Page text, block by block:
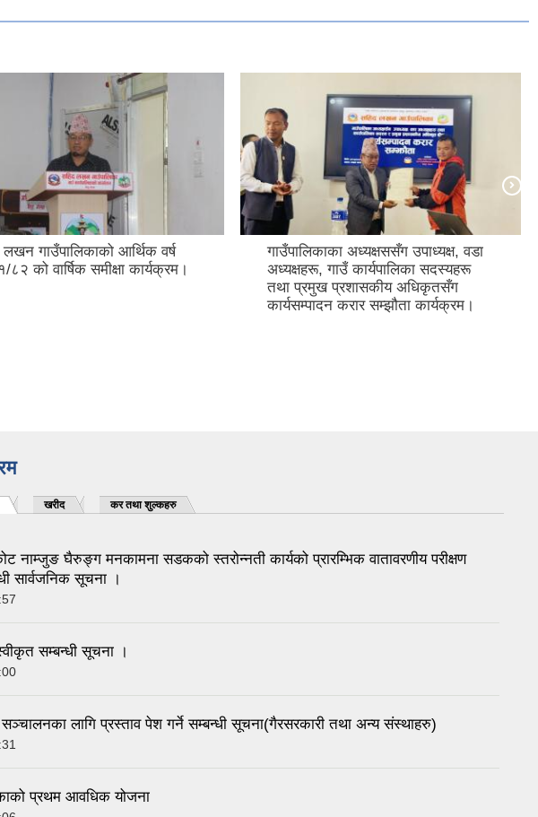
लखन गाउँपालिकाको आर्थिक वर्ष
को वार्षिक समीक्षा कार्यक्रम।
गाउँपालिकाका अध्यक्षससँग उपाध्यक्ष, वडा
अध्यक्षहरू, गाउँ कार्यपालिका सदस्यहरू
तथा प्रमुख प्रशासकीय अधिकृतसँग
कार्यसम्पादन करार सम्झौता कार्यक्रम।
खरीद कर तथा शुल्कहरु
नाम्जुङ घैरुङ्ग मनकामना सडकको स्तरोन्नती कार्यको प्रारम्भिक वातावरणीय परीक्षण
सार्वजनिक सूचना ।
सम्बन्धी सूचना ।
लागि प्रस्ताव पेश गर्ने सम्बन्धी सूचना(गैरसरकारी तथा अन्य संस्थाहरु)
प्रथम आवधिक योजना